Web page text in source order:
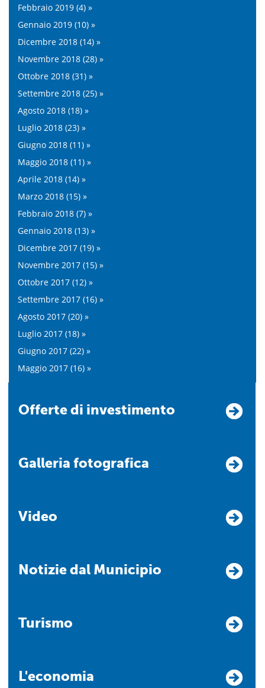
Febbraio 2019 (4) »
Gennaio 2019 (10) »
Dicembre 2018 (14) »
Novembre 2018 (28) »
Ottobre 2018 (31) »
Settembre 2018 (25) »
Agosto 2018 (18) »
Luglio 2018 (23) »
Giugno 2018 (11) »
Maggio 2018 (11) »
Aprile 2018 (14) »
Marzo 2018 (15) »
Febbraio 2018 (7) »
Gennaio 2018 (13) »
Dicembre 2017 (19) »
Novembre 2017 (15) »
Ottobre 2017 (12) »
Settembre 2017 (16) »
Agosto 2017 (20) »
Luglio 2017 (18) »
Giugno 2017 (22) »
Maggio 2017 (16) »
Offerte di investimento
Galleria fotografica
Video
Notizie dal Municipio
Turismo
L'economia